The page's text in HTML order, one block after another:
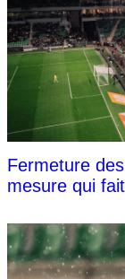
Fermeture
mesure qui